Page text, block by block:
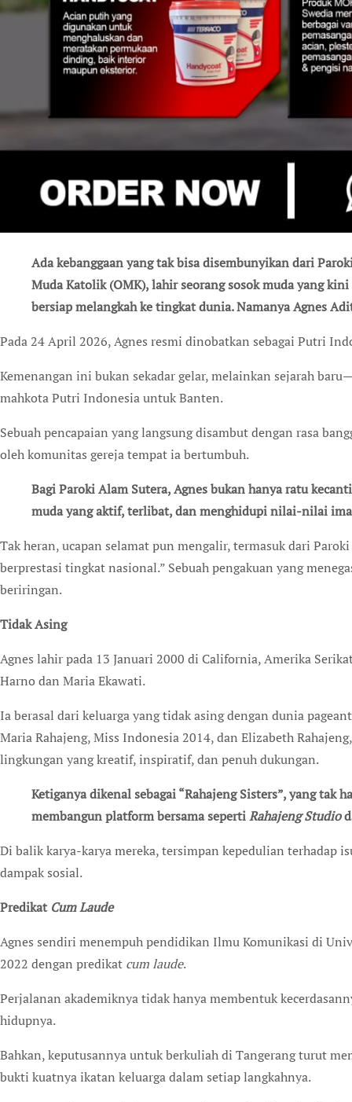
Ada kebanggaan yang tak bisa disembunyikan dari Paroki Alam Sutera, BSD. Dari lingkungan Orang
Muda Katolik (OMK), lahir seorang sosok muda yang
bersiap melangkah ke tingkat dunia. Namanya Agnes
Pada 24 April 2026, Agnes resmi dinobatkan sebagai Putri
Kemenangan ini bukan sekadar gelar, melainkan sejarah
mahkota Putri Indonesia untuk Banten.
Sebuah pencapaian yang langsung disambut dengan rasa
oleh komunitas gereja tempat ia bertumbuh.
Bagi Paroki Alam Sutera, Agnes bukan hanya ratu kecantikan. Ia adalah bagian dari OMK—seorang anak
muda yang aktif, terlibat, dan menghidupi nilai-nilai
Tak heran, ucapan selamat pun mengalir, termasuk dari
berprestasi tingkat nasional.” Sebuah pengakuan yang
beriringan.
Tidak Asing
Agnes lahir pada 13 Januari 2000 di California, Amerika
Harno dan Maria Ekawati.
Ia berasal dari keluarga yang tidak asing dengan dunia
Maria Rahajeng, Miss Indonesia 2014, dan Elizabeth
lingkungan yang kreatif, inspiratif, dan penuh dukungan.
Ketiganya dikenal sebagai “Rahajeng Sisters”, yang tak hanya berkiprah di dunia kreatif, tetapi juga aktif
membangun platform bersama sepertiRahajeng Studio
Di balik karya-karya mereka, tersimpan kepedulian terhadap
dampak sosial.
Predikat Cum Laude
Agnes sendiri menempuh pendidikan Ilmu Komunikasi di
2022 dengan predikat cum laude.
Perjalanan akademiknya tidak hanya membentuk
hidupnya.
Bahkan, keputusannya untuk berkuliah di Tangerang turut
bukti kuatnya ikatan keluarga dalam setiap langkahnya.